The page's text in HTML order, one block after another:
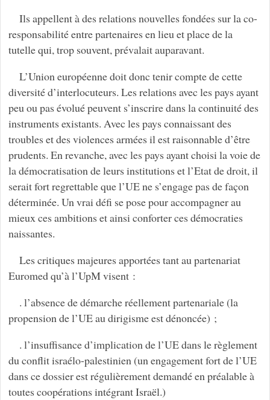
Ils appellent à des relations nouvelles fondées sur la co-
responsabilité entre partenaires en lieu et place de la
tutelle qui, trop souvent, prévalait auparavant.
L’Union européenne doit donc tenir compte de cette
diversité d’interlocuteurs. Les relations avec les pays ayant
peu ou pas évolué peuvent s’inscrire dans la continuité des
instruments existants. Avec les pays connaissant des
troubles et des violences armées il est raisonnable d’être
prudents. En revanche, avec les pays ayant choisi la voie de
la démocratisation de leurs institutions et l’Etat de droit, il
serait fort regrettable que l’UE ne s’engage pas de façon
déterminée. Un vrai défi se pose pour accompagner au
mieux ces ambitions et ainsi conforter ces démocraties
naissantes.
Les critiques majeures apportées tant au partenariat
Euromed qu’à l’UpM visent :
. l’absence de démarche réellement partenariale (la
propension de l’UE au dirigisme est dénoncée) ;
. l’insuffisance d’implication de l’UE dans le règlement
du conflit israélo-palestinien (un engagement fort de l’UE
dans ce dossier est régulièrement demandé en préalable à
toutes coopérations intégrant Israël.)